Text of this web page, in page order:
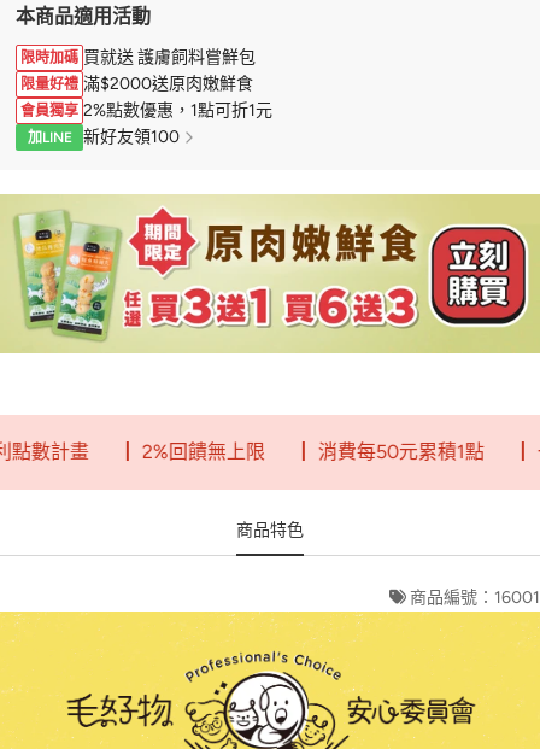
本商品適用活動
限時加碼 買就送 護膚飼料嘗鮮包
限量好禮 滿$2000送原肉嫩鮮食
會員獨享 2%點數優惠，1點可折1元
加LINE 新好友領100
計畫 ┃ 2%回饋無上限 ┃ 消費每50元累積1點 ┃ 一點
商品特色
商品編號：16001